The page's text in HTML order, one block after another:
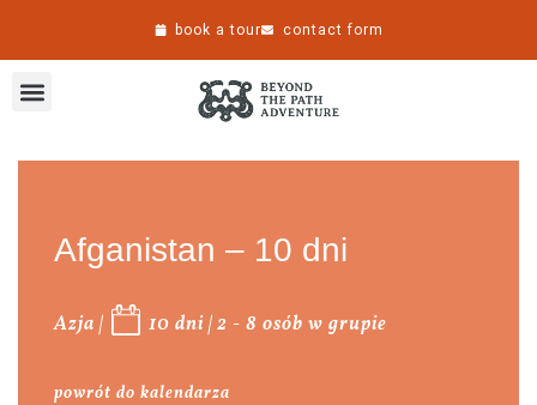
book a tour contact form
Afganistan – 10 dni
Azja| 10 dni | 2 - 8 osób w grupie
powrót do kalendarza